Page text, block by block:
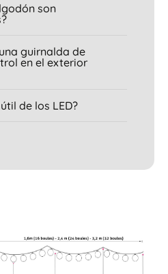
son
guirnalda de
en el exterior
de los LED?